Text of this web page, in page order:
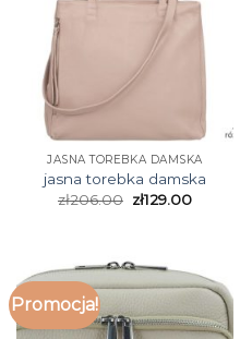
JASNA TOREBKA DAMSKA
jasna torebka damska
zł206.00 zł129.00
Promocja!